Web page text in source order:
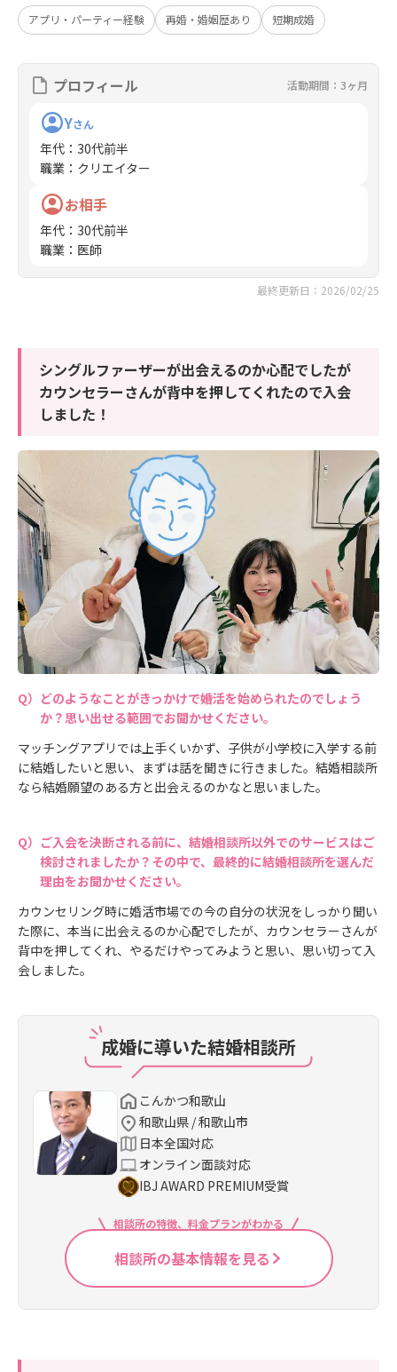
アプリ・パーティー経験 再婚・婚姻歴あり 短期成婚
プロフィール 活動期間：3ヶ月
Yさん
年代 ： 30代前半
職業 ： クリエイター
お相手
年代 ： 30代前半
職業 ： 医師
最終更新日：2026/02/25
シングルファーザーが出会えるのか心配でしたが
カウンセラーさんが背中を押してくれたので入会
しました！
どのようなことがきっかけで婚活を始められたのでしょう
か？思い出せる範囲でお聞かせください。
マッチングアプリでは上手くいかず、子供が小学校に入学する前
に結婚したいと思い、まずは話を聞きに行きました。結婚相談所
なら結婚願望のある方と出会えるのかなと思いました。
ご入会を決断される前に、結婚相談所以外でのサービスはご
検討されましたか？その中で、最終的に結婚相談所を選んだ
理由をお聞かせください。
カウンセリング時に婚活市場での今の自分の状況をしっかり聞い
た際に、本当に出会えるのか心配でしたが、カウンセラーさんが
背中を押してくれ、やるだけやってみようと思い、思い切って入
会しました。
成婚に導いた結婚相談所
こんかつ和歌山
和歌山県 / 和歌山市
日本全国対応
オンライン面談対応
IBJ AWARD PREMIUM受賞
相談所の特徴、料金プランがわかる
相談所の基本情報を見る